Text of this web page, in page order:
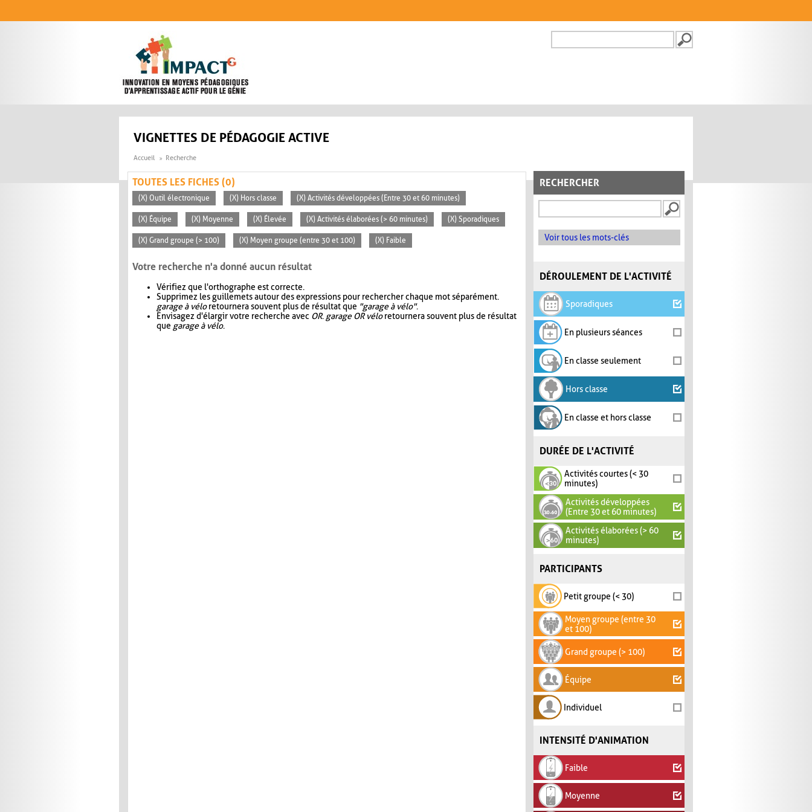
FORMULAIRE DE
VIGNETTES DE PÉDAGOGIE ACTIVE
Accueil Recherche
RECHERCHER
Voir tous les mots-clés
DÉROULEMENT DE L'ACTIVITÉ
Sporadiques
En plusieurs séances
En classe seulement
Hors classe
En classe et hors classe
DURÉE DE L'ACTIVITÉ
Activités courtes (< 30
minutes)
Activités développées
(Entre 30 et 60 minutes)
Activités élaborées (> 60
minutes)
PARTICIPANTS
Petit groupe (< 30)
Moyen groupe (entre 30
et 100)
Grand groupe (> 100)
Équipe
Individuel
INTENSITÉ D'ANIMATION
Faible
Moyenne
TOUTES LES FICHES (0)
(X) Outil électronique (X) Hors classe (X) Activités développées (Entre 30 et 60 minutes)
(X) Équipe (X) Moyenne (X) Élevée (X) Activités élaborées (> 60 minutes) (X) Sporadiques
(X) Grand groupe (> 100) (X) Moyen groupe (entre 30 et 100) (X) Faible
Votre recherche n'a donné aucun résultat
Vérifiez que l'orthographe est correcte.
Supprimez les guillemets autour des expressions pour rechercher chaque mot séparément.
garage à véloretournera souvent plus de résultat que "garage à vélo".
Envisagez d'élargir votre recherche avec OR. garage OR véloretournera souvent plus de résultat
que garage à vélo.